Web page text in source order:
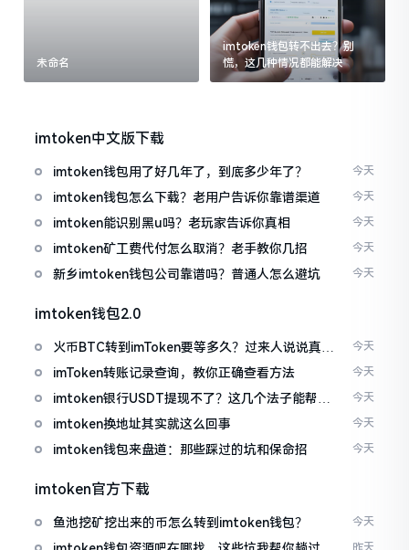
未命名
imtoken钱包转不出去？别
慌，这几种情况都能解决
imtoken中文版下载
imtoken钱包用了好几年了，到底多少年了？ 今天
imtoken钱包怎么下载？老用户告诉你靠谱渠道 今天
imtoken能识别黑u吗？老玩家告诉你真相 今天
imtoken矿工费代付怎么取消？老手教你几招 今天
新乡imtoken钱包公司靠谱吗？普通人怎么避坑 今天
imtoken钱包2.0
火币BTC转到imToken要等多久？过来人说说真实
情况
今天
imToken转账记录查询，教你正确查看方法 今天
imtoken银行USDT提现不了？这几个法子能帮你
搞定
今天
imtoken换地址其实就这么回事 今天
imtoken钱包来盘道：那些踩过的坑和保命招 今天
imtoken官方下载
鱼池挖矿挖出来的币怎么转到imtoken钱包？ 今天
昨天